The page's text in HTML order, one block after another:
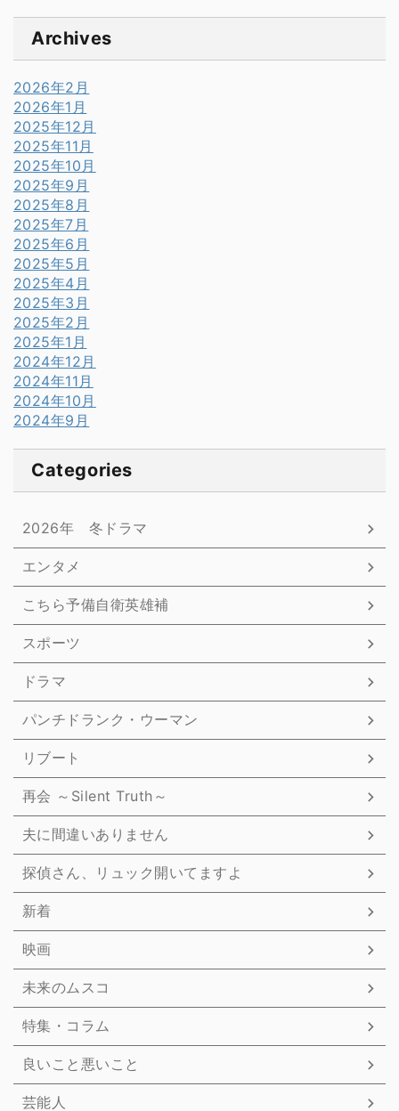
Archives
2026年2月
2026年1月
2025年12月
2025年11月
2025年10月
2025年9月
2025年8月
2025年7月
2025年6月
2025年5月
2025年4月
2025年3月
2025年2月
2025年1月
2024年12月
2024年11月
2024年10月
2024年9月
Categories
2026年 冬ドラマ
エンタメ
こちら予備自衛英雄補
スポーツ
ドラマ
パンチドランク・ウーマン
リブート
再会 ～Silent Truth～
夫に間違いありません
探偵さん、リュック開いてますよ
新着
映画
未来のムスコ
特集・コラム
良いこと悪いこと
芸能人